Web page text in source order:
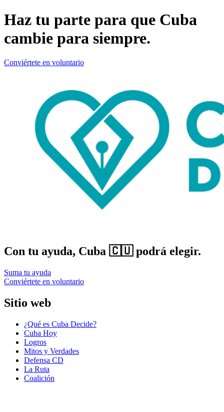
Haz tu parte para que Cuba
cambie para siempre.
Conviértete en voluntario
Con tu ayuda, Cuba 🇨🇺 podrá elegir.
Suma tu ayuda
Conviértete en voluntario
Sitio web
¿Qué es Cuba Decide?
Cuba Hoy
Logros
Mitos y Verdades
Defensa CD
La Ruta
Coalición